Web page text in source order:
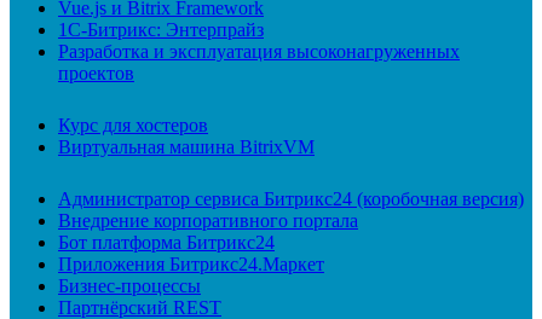
Vue.js и Bitrix Framework
1С-Битрикс: Энтерпрайз
Разработка и эксплуатация высоконагруженных
проектов
Курс для хостеров
Виртуальная машина BitrixVM
Администратор сервиса Битрикс24 (коробочная версия)
Внедрение корпоративного портала
Бот платформа Битрикс24
Приложения Битрикс24.Маркет
Бизнес-процессы
Партнёрский REST